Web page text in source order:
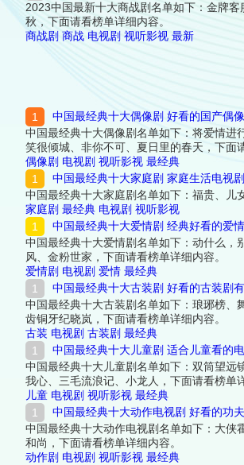
2023中国最新十大商战剧名单如下：金牌
秋，下面请看榜单详细内容。
商战剧 商战 电视剧 视听影视 最新
中国最经典十大偶像剧 好看的国产偶
中国最经典十大偶像剧名单如下：将爱情进
笑很倾城、非你不可、夏日里的春天，下面
偶像剧 电视剧 视听影视 最经典
中国最经典十大家庭剧 家庭生活电视
中国最经典十大家庭剧名单如下：福贵、儿
家庭剧 最经典 电视剧 视听影视
中国最经典十大爱情剧 经典好看的爱
中国最经典十大爱情剧名单如下：动什么，
风、金粉世家，下面请看榜单详细内容。
爱情剧 电视剧 爱情 最经典
中国最经典十大古装剧 好看的古装剧
中国最经典十大古装剧名单如下：琅琊榜、
齿铜牙纪晓岚，下面请看榜单详细内容。
古装 电视剧 古装剧 最经典
中国最经典十大儿童剧 适合儿童看的
中国最经典十大儿童剧名单如下：双筒望远
我心、三毛流浪记、小龙人，下面请看榜单
儿童 电视剧 视听影视 最经典
中国最经典十大动作电视剧 好看的功
中国最经典十大动作电视剧名单如下：大侠
和尚，下面请看榜单详细内容。
动作剧 电视剧 视听影视 最经典